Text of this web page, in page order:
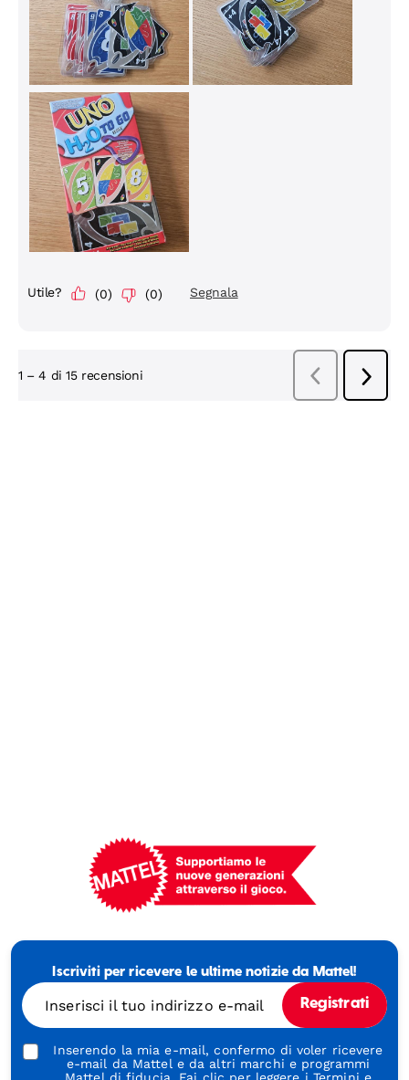
-
Generations
Play
Iscriviti per ricevere le ultime notizie da Mattel!
Inserisci il tuo indirizzo e-mail Registrati
Inserendo la mia e-mail, confermo di voler ricevere
e-mail da Mattel e da altri marchi e programmi